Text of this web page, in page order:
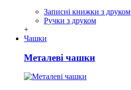
Записні книжки з друком
Ручки з друком
+
Чашки
Металеві чашки